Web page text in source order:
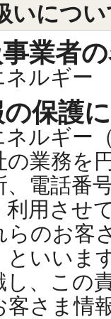
いにつ
業者
ルギー
保護
ルギー
の業務を
、電話番
利用させ
のお客
といいま
し、この
客さま情